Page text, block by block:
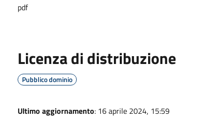
pdf
Licenza di distribuzione
Pubblico dominio
Ultimo aggiornamento: 16 aprile 2024, 15:59